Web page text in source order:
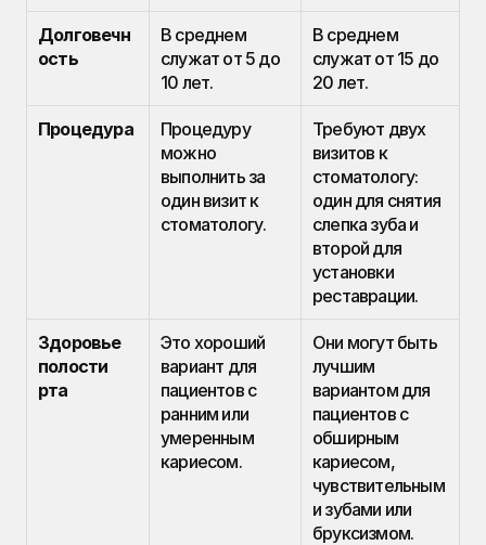
Долговечн
ость
В среднем
служат от 5 до
10 лет.
В среднем
служат от 15 до
20 лет.
Процедура
Процедуру
можно
выполнить за
один визит к
стоматологу.
Требуют двух
визитов к
стоматологу:
один для снятия
слепка зуба и
второй для
установки
реставрации.
Здоровье
полости
рта
Это хороший
вариант для
пациентов с
ранним или
умеренным
кариесом.
Они могут быть
лучшим
вариантом для
пациентов с
обширным
кариесом,
чувствительным
и зубами или
бруксизмом.